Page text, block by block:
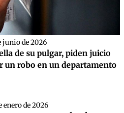
junio de 2026
de su pulgar, piden juicio
un robo en un departamento
enero de 2026